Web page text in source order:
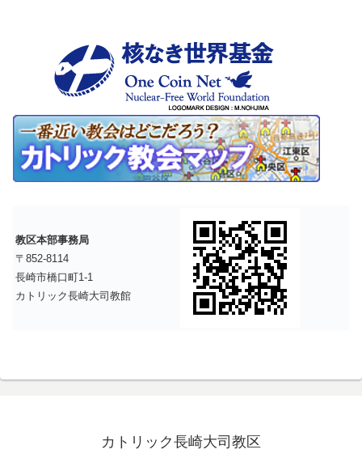
教区本部事務局
〒852-8114
長崎市橋口町1-1
カトリック長崎大司教館
カトリック長崎大司教区